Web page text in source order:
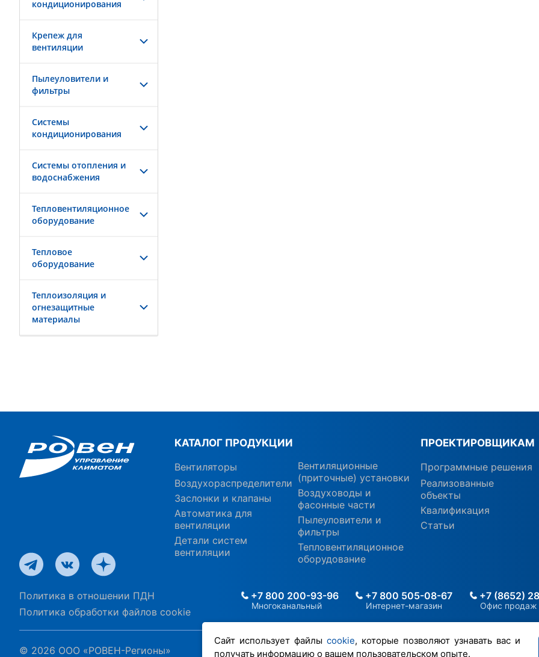
кондиционирования
Крепеж для
вентиляции
Пылеуловители и
фильтры
Системы
кондиционирования
Системы отопления и
водоснабжения
Тепловентиляционное
оборудование
Тепловое
оборудование
Теплоизоляция и
огнезащитные
материалы
Сайт использует файлы cookie, которые позволяют узнавать вас и
получать информацию о вашем пользовательском опыте.
КАТАЛОГ ПРОДУКЦИИ
Вентиляторы
Воздухораспределители
Заслонки и клапаны
Автоматика для
вентиляции
Детали систем
вентиляции
Вентиляционные
(приточные) установки
Воздуховоды и
фасонные части
Пылеуловители и
фильтры
Тепловентиляционное
оборудование
ПРОЕКТИРОВЩИКАМ
Программные решения
Реализованные
объекты
Квалификация
Статьи
Политика в отношении ПДН
Политика обработки файлов cookie
+7 800 200-93-96
Многоканальный
+7 800 505-08-67
Интернет-магазин
+7 (8652)
Офис продаж
© 2026 ООО «РОВЕН-Регионы»